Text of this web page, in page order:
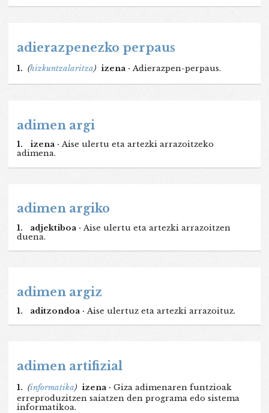
adierazpenezko perpaus
1. (hizkuntzalaritza) izena · Adierazpen-perpaus.
adimen argi
1. izena · Aise ulertu eta artezki arrazoitzeko
adimena.
adimen argiko
1. adjektiboa · Aise ulertu eta artezki arrazoitzen
duena.
adimen argiz
1. aditzondoa · Aise ulertuz eta artezki arrazoituz.
adimen artifizial
1. (informatika) izena · Giza adimenaren funtzioak
erreproduzitzen saiatzen den programa edo sistema
informatikoa.